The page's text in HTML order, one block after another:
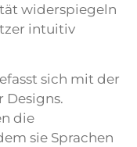
widerspiegeln
intuitiv
sich mit der
Designs.
die
sie Sprachen